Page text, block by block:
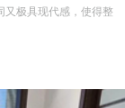
又极具现代感，使得整